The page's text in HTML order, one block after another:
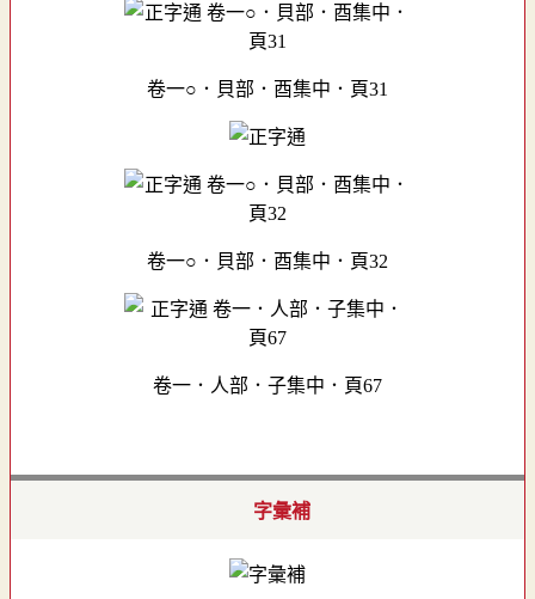
卷一○．貝部．酉集中．頁31
卷一○．貝部．酉集中．頁32
卷一．人部．子集中．頁67
字彙補